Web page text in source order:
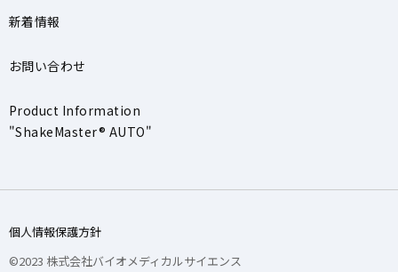
新着情報
お問い合わせ
Product Information
"ShakeMaster® AUTO"
個人情報保護方針
©2023 株式会社バイオメディカルサイエンス